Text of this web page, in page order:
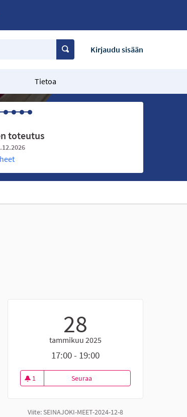
Kirjaudu sisään
Tietoa
toteutus
28
tammikuu 2025
17:00 - 19:00
1
1 seuraaja
SeuraaIdeointiklinikka Nurmossa
Viite: SEINAJOKI-MEET-2024-12-8